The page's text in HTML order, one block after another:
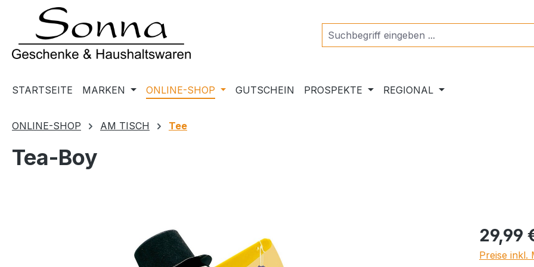
Hauptinhalt springen
Zur Suche springen
Zur Hauptnavigation springen
STARTSEITE MARKEN ONLINE-SHOP GUTSCHEIN PROSPEKTE REGIONAL
ONLINE-SHOP AM TISCH Tee
Tea-Boy
Regulärer
29,99
Preise inkl.